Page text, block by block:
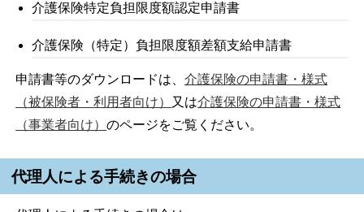
介護保険特定負担限度額認定申請書
介護保険（特定）負担限度額差額支給申請書
申請書等のダウンロードは、介護保険の申請書・様式
（被保険者・利用者向け）
又は介護保険の申請書・様式
（事業者向け）のページをご覧ください。
代理人による手続きの場合